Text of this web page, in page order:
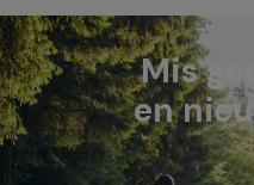
Mis
en